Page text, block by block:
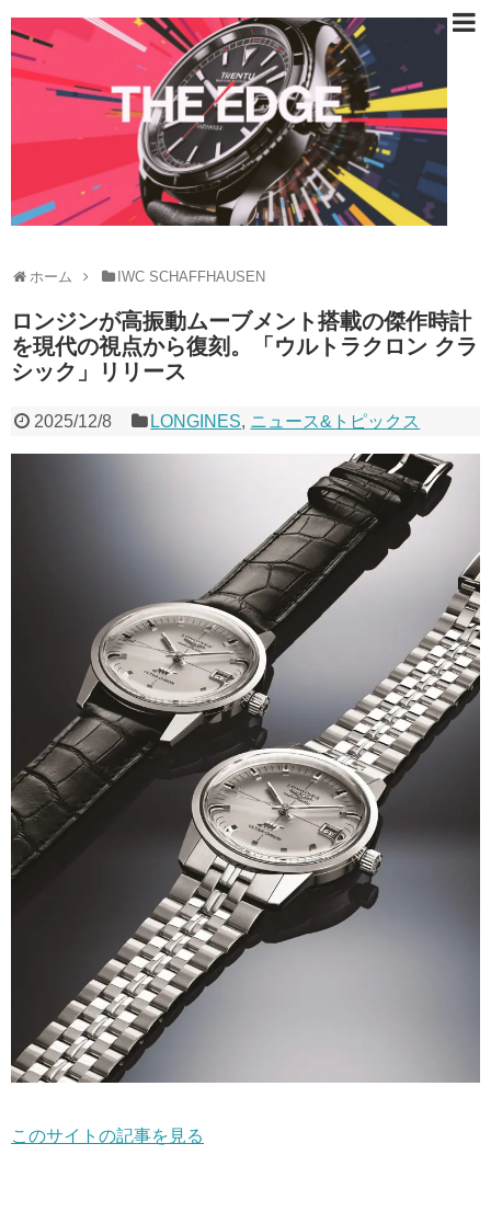
ホーム IWC SCHAFFHAUSEN
ロンジンが高振動ムーブメント搭載の傑作時計
を現代の視点から復刻。「ウルトラクロン クラ
シック」リリース
2025/12/8 LONGINES, ニュース&トピックス
このサイトの記事を見る